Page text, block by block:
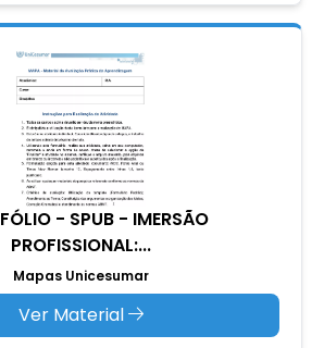
- SPUB - IMERSÃO
PROFISSIONAL:...
Mapas Unicesumar
Ver Material